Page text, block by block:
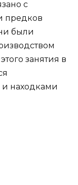
с
предков
были
занятия в
находками